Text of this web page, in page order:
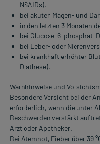
NSAIDs).
bei akuten Magen- und
in den letzten 3 Monaten
bei Glucose-6-phosphat-
bei Leber- oder
bei krankhaft erhöhter
Diathese).
Warnhinweise und
Besondere Vorsicht bei der
erforderlich, wenn die unter
Beschwerden verstärkt
Arzt oder Apotheker.
Bei Atemnot, Fieber über 39